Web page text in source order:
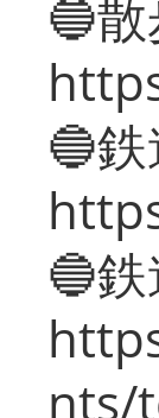
🔵
🔵
🔵
nts/